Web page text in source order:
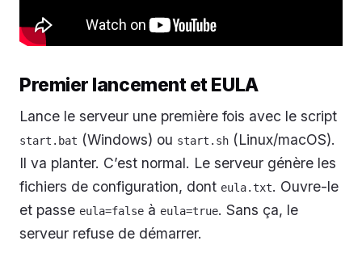
Premier lancement et EULA
Lance le serveur une première fois avec le script
start.bat (Windows) ou start.sh (Linux/macOS).
Il va planter. C’est normal. Le serveur génère les
fichiers de configuration, dont eula.txt. Ouvre-le
et passe eula=false à eula=true. Sans ça, le
serveur refuse de démarrer.